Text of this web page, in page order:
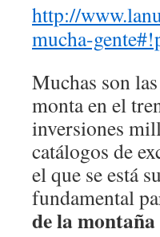
http://
mucha-
Muchas son
monta en el
inversiones
catálogos de
el que se está
fundamental
de la montaña